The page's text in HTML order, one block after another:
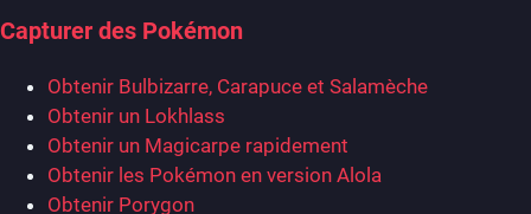
Capturer des Pokémon
Obtenir Bulbizarre, Carapuce et Salamèche
Obtenir un Lokhlass
Obtenir un Magicarpe rapidement
Obtenir les Pokémon en version Alola
Obtenir Porygon